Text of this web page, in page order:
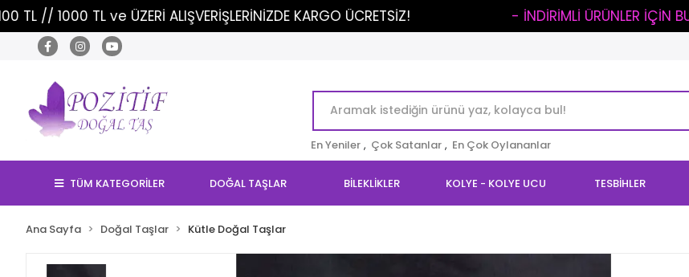
ve ÜZERİ ALIŞVERİŞLERİNİZDE KARGO ÜCRETSİZ! .. - İNDİRİMLİ ÜRÜNLER İÇİN BURAYA TIKLA -
En Yeniler , Çok Satanlar , En Çok Oylananlar
TÜM KATEGORİLER DOĞAL TAŞLAR BİLEKLİKLER KOLYE - KOLYE UCU TESBİHLER
Ana Sayfa Doğal Taşlar Kütle Doğal Taşlar